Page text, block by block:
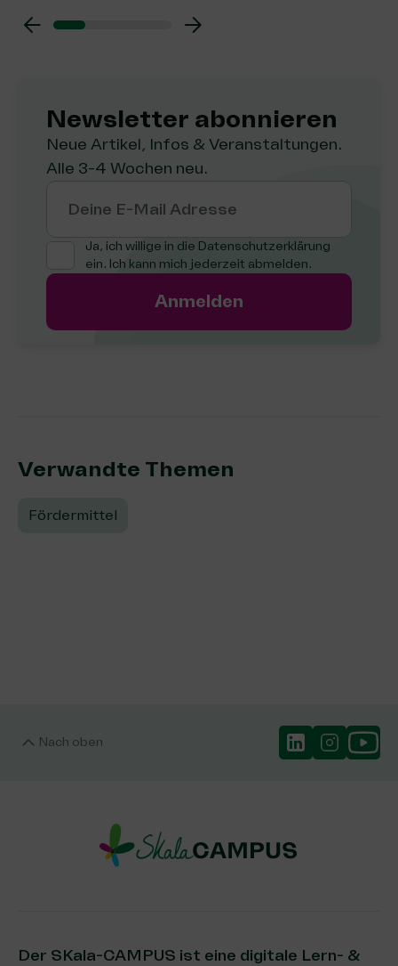
Newsletter abon­nie­ren
Neue Artikel, Infos & Veranstaltungen.
Alle 3-4 Wochen neu.
Deine E-Mail Adresse
Ja, ich willige in die Datenschutzerklärung
ein. Ich kann mich jederzeit abmelden.
Anmelden
Verwandte Themen:
Fördermittel
Nach oben
Der SKala-CAMPUS ist eine digitale Lern- &